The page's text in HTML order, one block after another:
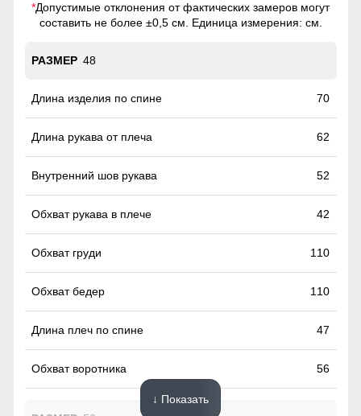
*Допустимые отклонения от фактических замеров могут
составить не более ±0,5 см. Единица измерения: см.
48
70
62
52
42
110
110
47
56
↓ Показать